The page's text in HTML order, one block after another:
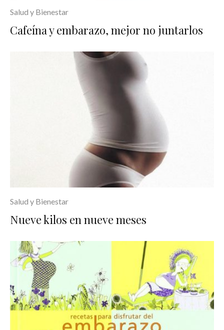
Salud y Bienestar
Cafeína y embarazo, mejor no juntarlos
Salud y Bienestar
Nueve kilos en nueve meses